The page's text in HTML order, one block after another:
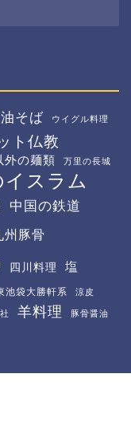
そば ウイグル料理
ト仏教
外の麺類 万里の長城
イスラム
中国の鉄道
州豚骨
四川料理 塩
池袋大勝軒系 涼皮
羊料理 豚骨醤油